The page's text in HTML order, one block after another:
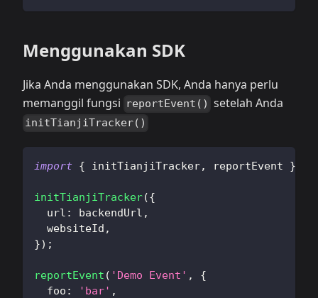
Menggunakan SDK
Jika Anda menggunakan SDK, Anda hanya perlu
memanggil fungsi reportEvent() setelah Anda
initTianjiTracker()
import { initTianjiTracker, reportEvent }
initTianjiTracker({
  url
: backendUrl ,
  websiteId
,
}) ;
reportEvent ( 'Demo Event' ,
{
  foo
: 'bar' ,